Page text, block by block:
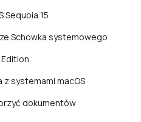
Sequoia 15
Schowka systemowego
systemami macOS
dokumentów